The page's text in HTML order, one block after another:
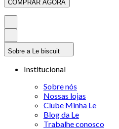
COMPRAR AGORA
Sobre a Le biscuit
Institucional
Sobre nós
Nossas lojas
Clube Minha Le
Blog da Le
Trabalhe conosco